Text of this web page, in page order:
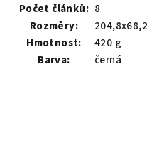
Počet článků: 8
Rozměry:
Hmotnost:
420 g
Barva:
černá